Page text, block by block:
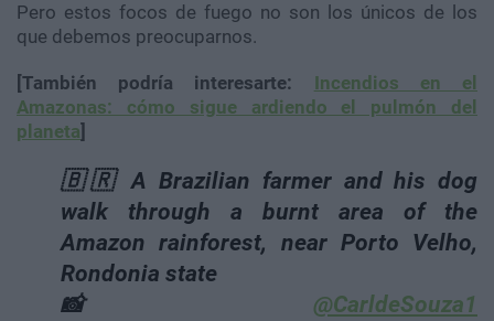
Pero estos focos de fuego no son los únicos de los
que debemos preocuparnos.
[También podría interesarte: Incendios en el
Amazonas: cómo sigue ardiendo el pulmón del
planeta]
🇧🇷 A Brazilian farmer and his dog
walk through a burnt area of the
Amazon rainforest, near Porto Velho,
Rondonia state
📸 @CarldeSouza1